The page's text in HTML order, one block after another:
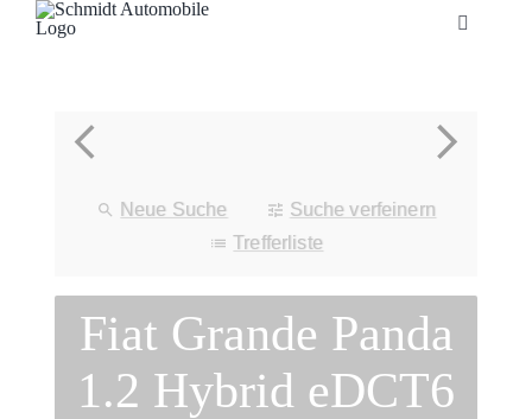
Toggle
Fahrzeuge
Neuheiten
Service
Neue Suche
Suche verfeinern
Trefferliste
Fiat Grande Panda
1.2 Hybrid eDCT6